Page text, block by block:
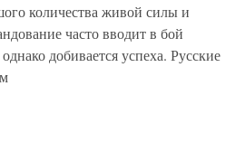
количества живой силы и
часто вводит в бой
добивается успеха. Русские